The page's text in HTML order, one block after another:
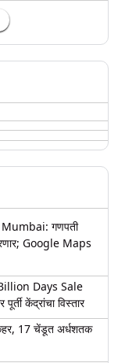
गणपती
Google Maps
Days Sale
केंद्रांचा विस्तार
17 चेंडूत अर्धशतक